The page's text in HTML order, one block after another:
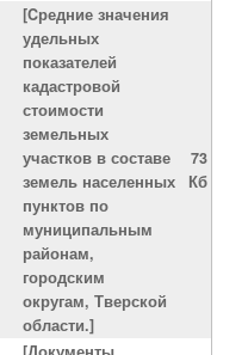
[Cредние значения
удельных
показателей
кадастровой
стоимости
земельных
участков в составе
земель населенных
пунктов по
муниципальным
районам,
городским
округам, Тверской
области.]
73
Кб